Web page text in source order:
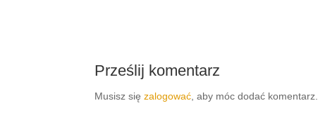
Prześlij komentarz
Musisz sięzalogować, aby móc dodać komentarz.